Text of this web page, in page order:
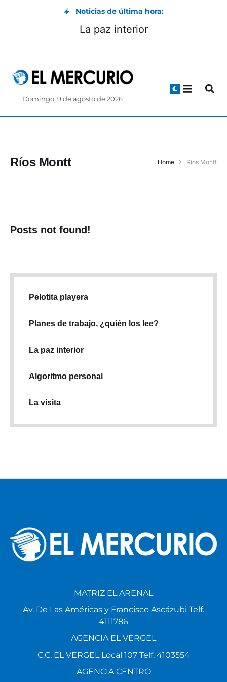
Noticias de última hora:
La paz interior
Domingo, 9 de agosto de 2026
Ríos Montt Home Ríos Montt
Posts not found!
Pelotita playera
Planes de trabajo, ¿quién los lee?
La paz interior
Algoritmo personal
La visita
MATRIZ EL ARENAL
Av. De Las Américas y Francisco Ascázubi Telf.
4111786
AGENCIA EL VERGEL
C.C. EL VERGEL Local 107 Telf. 4103554
AGENCIA CENTRO